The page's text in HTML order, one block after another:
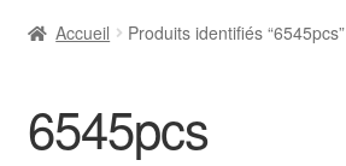
Livraison
Accueil Produits identifiés “6545pcs”
6545pcs